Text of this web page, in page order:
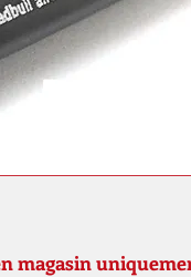
magasin